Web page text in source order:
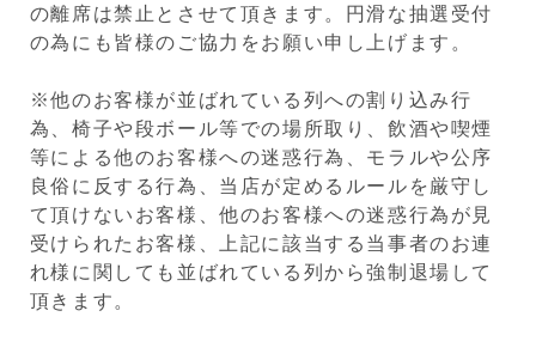
の離席は禁止とさせて頂きます。円滑な抽選受付
の為にも皆様のご協力をお願い申し上げます。
※他のお客様が並ばれている列への割り込み行
為、椅子や段ボール等での場所取り、飲酒や喫煙
等による他のお客様への迷惑行為、モラルや公序
良俗に反する行為、当店が定めるルールを厳守し
て頂けないお客様、他のお客様への迷惑行為が見
受けられたお客様、上記に該当する当事者のお連
れ様に関しても並ばれている列から強制退場して
頂きます。